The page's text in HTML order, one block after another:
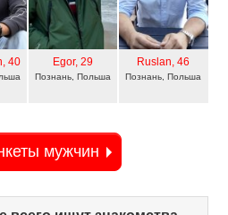
, 40 Egor, 29
Познань, Польша
Ruslan, 46
Познань, Польша
мужчин